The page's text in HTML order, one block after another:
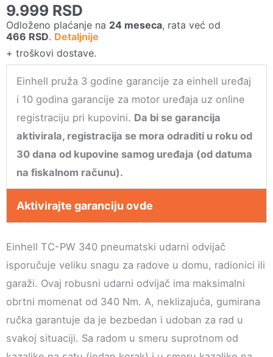
9.999 RSD
Odloženo plaćanje na 24 meseca, rata već od
466 RSD. Detaljnije
+ troškovi dostave.
Einhell pruža 3 godine garancije za einhell uređaj
i 10 godina garancije za motor uređaja uz online
registraciju pri kupovini. Da bi se garancija
aktivirala, registracija se mora odraditi u roku od
30 dana od kupovine samog uređaja (od datuma
na fiskalnom računu).
Aktivirajte garanciju ovde
Einhell TC-PW 340 pneumatski udarni odvijač
isporučuje veliku snagu za radove u domu, radionici ili
garaži. Ovaj robusni udarni odvijač ima maksimalni
obrtni momenat od 340 Nm. A, neklizajuća, gumirana
ručka garantuje da je bezbedan i udoban za rad u
svakoj situaciji. Sa radom u smeru suprotnom od